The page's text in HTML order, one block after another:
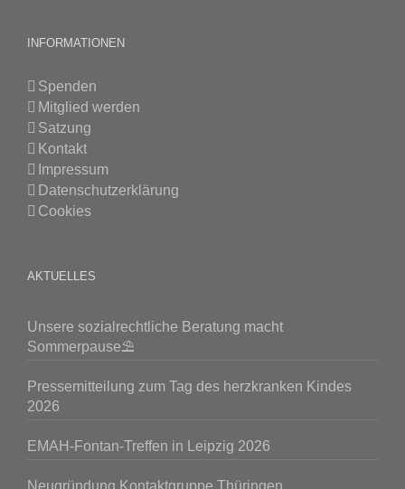
INFORMATIONEN
Spenden
Mitglied werden
Satzung
Kontakt
Impressum
Datenschutzerklärung
Cookies
AKTUELLES
Unsere sozialrechtliche Beratung macht
Sommerpause⛱️
Pressemitteilung zum Tag des herzkranken Kindes
2026
EMAH-Fontan-Treffen in Leipzig 2026